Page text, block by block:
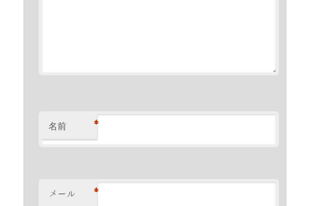
名前 *
メール *